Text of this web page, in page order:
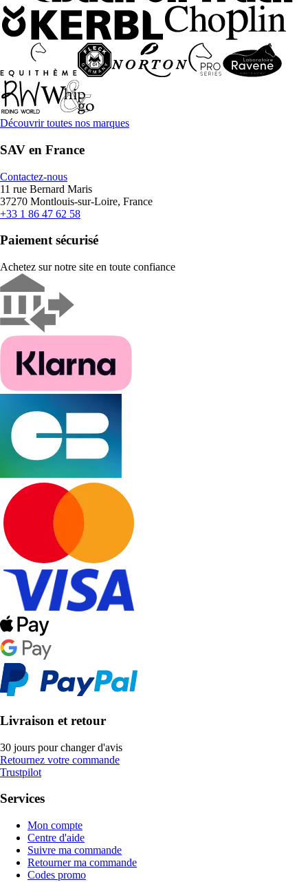
Découvrir toutes nos marques
SAV en France
Contactez-nous
11 rue Bernard Maris
37270 Montlouis-sur-Loire, France
+33 1 86 47 62 58
Paiement sécurisé
Achetez sur notre site en toute confiance
Livraison et retour
30 jours pour changer d'avis
Retournez votre commande
Trustpilot
Services
Mon compte
Centre d'aide
Suivre ma commande
Retourner ma commande
Codes promo